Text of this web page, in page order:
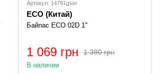
Артикул: 14791gser
ECO (Китай)
Байпас ECO 02D 1"
1 390 грн
1 069 грн
В наличии